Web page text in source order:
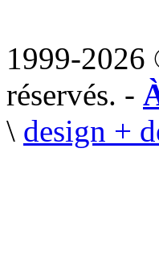
1999-
réservés. -
\ design +